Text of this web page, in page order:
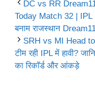
DC vs RR
Today Match 32 | IPL
बनाम राजस्थान
SRH vs MI Head
टीम रही IPL में हावी?
का रिकॉर्ड और आंकड़े